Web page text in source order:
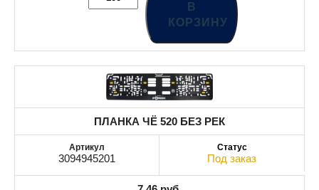
В
КОРЗИНУ
ПЛАНКА ЧЁ 520 БЕЗ РЕК
3094945201 Под заказ